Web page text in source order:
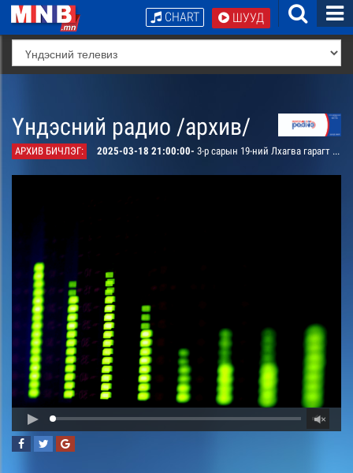
ШУУД
CHART
Үндэсний радио /архив/
АРХИВ БИЧЛЭГ: 2025-03-18 21:00:00- 3-р сарын 19-ний Лхагва гарагт явуулах Радио өргөн нэвтрүүлгийн хөтөлбөр, цаг агаар танилцуулна.